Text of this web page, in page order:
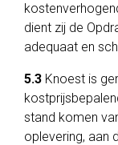
dient zij de
adequaat en
5.3 Knoest is
stand komen
oplevering, aan